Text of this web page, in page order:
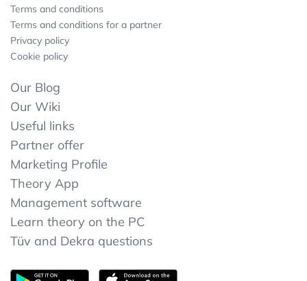
Terms and conditions
Terms and conditions for a partner
Privacy policy
Cookie policy
Our Blog
Our Wiki
Useful links
Partner offer
Marketing Profile
Theory App
Management software
Learn theory on the PC
Tüv and Dekra questions